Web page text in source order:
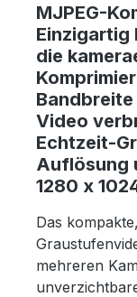
MJPEG-
Einzigartig
die
Video
Echtzeit-
Auflösung
1280 x
Das
mehreren